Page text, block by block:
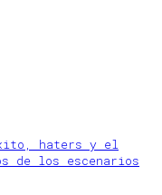
haters y el
de los escenarios